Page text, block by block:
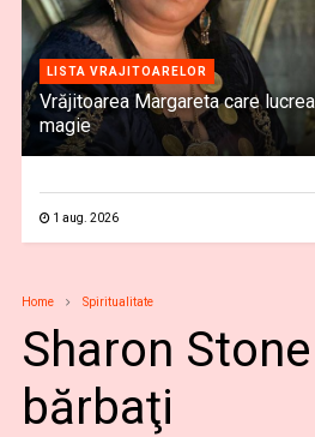
LISTA VRAJITOARELOR
Vrăjitoarea Margareta care
magie
1 aug. 2026
Home Spiritualitate
Sharon
bărbaţi